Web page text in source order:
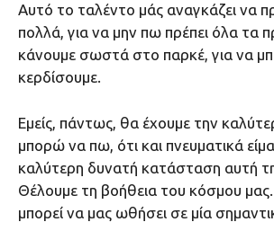
Αυτό το ταλέντο μάς αναγκάζει να
πολλά, για να μην πω πρέπει όλα τα
κάνουμε σωστά στο παρκέ, για να
κερδίσουμε.
Εμείς, πάντως, θα έχουμε την
μπορώ να πω, ότι και πνευματικά
καλύτερη δυνατή κατάσταση αυτή
Θέλουμε τη βοήθεια του κόσμου
μπορεί να μας ωθήσει σε μία